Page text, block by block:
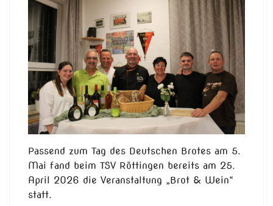
Passend zum Tag des Deutschen Brotes am 5.
Mai fand beim TSV Röttingen bereits am 25.
April 2026 die Veranstaltung „Brot & Wein“
statt.